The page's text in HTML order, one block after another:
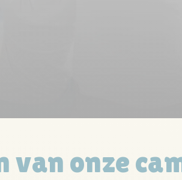
van onze